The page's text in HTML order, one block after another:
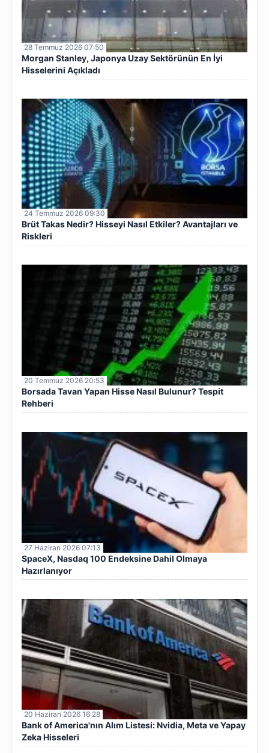
28 Temmuz 2026 07:50
Morgan Stanley, Japonya Uzay Sektörünün En İyi
Hisselerini Açıkladı
24 Temmuz 2026 09:30
Brüt Takas Nedir? Hisseyi Nasıl Etkiler? Avantajları ve
Riskleri
20 Temmuz 2026 20:53
Borsada Tavan Yapan Hisse Nasıl Bulunur? Tespit
Rehberi
27 Haziran 2026 07:13
SpaceX, Nasdaq 100 Endeksine Dahil Olmaya
Hazırlanıyor
20 Haziran 2026 16:28
Bank of America'nın Alım Listesi: Nvidia, Meta ve Yapay
Zeka Hisseleri